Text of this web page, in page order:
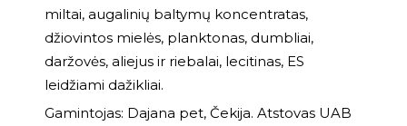
miltai, augalinių baltymų koncentratas,
džiovintos mielės, planktonas, dumbliai,
daržovės, aliejus ir riebalai, lecitinas, ES
leidžiami dažikliai.
Gamintojas: Dajana pet, Čekija. Atstovas UAB